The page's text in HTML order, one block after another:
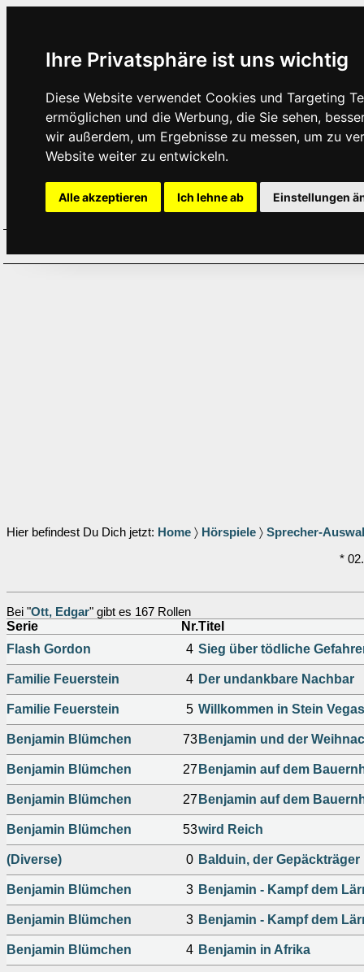
Ihre Privatsphäre ist uns wichtig
Diese Website verwendet Cookies und Targeting
ermöglichen und die Werbung, die Sie sehen,
wir außerdem, um Ergebnisse zu messen, um zu
Website weiter zu entwickeln.
Alle akzeptieren Ich lehne ab Einstellungen
Hier befindest Du Dich jetzt: Home 〉 Hörspiele 〉 Sprecher-
*
Bei "Ott, Edgar" gibt es 167 Rollen
Serie Nr.Titel
Flash Gordon
4 Sieg über tödliche
Familie Feuerstein 4 Der undankbare Nachbar
Familie Feuerstein 5 Willkommen in Stein Vegas
Benjamin Blümchen 73 Benjamin und der
Benjamin Blümchen 27 Benjamin auf dem
Benjamin Blümchen 27 Benjamin auf dem
Benjamin Blümchen 53wird Reich
(Diverse) 0 Balduin, der
Benjamin Blümchen 3 Benjamin - Kampf dem
Benjamin Blümchen 3 Benjamin - Kampf dem
Benjamin Blümchen 4 Benjamin in Afrika